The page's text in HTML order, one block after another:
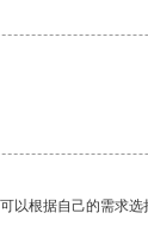
以根据自己的需求选